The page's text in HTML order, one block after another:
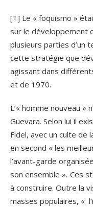
[1] Le « foquismo »
sur le développement
plusieurs parties d’un
cette stratégie que
agissant dans
et de 1970.
L’« homme nouveau »
Guevara. Selon lui il
Fidel, avec un culte de
en second « les
l’avant-garde
son ensemble ». Ces
à construire. Outre la
masses populaires, «